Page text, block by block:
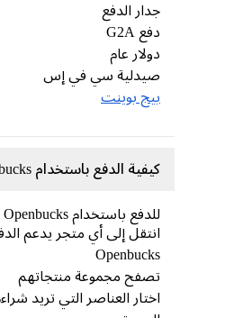
جدار الدفع
دولار عام
صيدلية سي في إس
بيج بوينت
كيفية الدفع باستخدام Openbucks
للدفع باستخدام Openbucks
انتقل إلى أي متجر يدعم الدفع
Openbucks
تصفح مجموعة منتجاتهم
اختار العناصر التي تريد شراءها